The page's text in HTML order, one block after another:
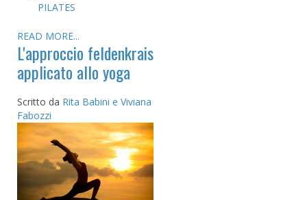
PILATES
READ MORE...
L'approccio feldenkrais
applicato allo yoga
Scritto da Rita Babini e Viviana
Fabozzi